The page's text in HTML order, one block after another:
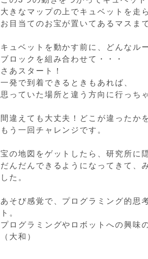
大きなマップの上でキュベットを走
お目当てのお宝が置いてあるマスま
キュベットを動かす前に、どんなル
ブロックを組み合わせて・・・
さあスタート！
一発で到着できるときもあれば、
思っていた場所と違う方向に行っち
間違えても大丈夫！どこが違ったか
もう一回チャレンジです。
宝の地図をゲットしたら、研究所に
だんだんできるようになってきて、
した。
あそび感覚で、プログラミング的思
ト。
プログラミングやロボットへの興味
（大和）